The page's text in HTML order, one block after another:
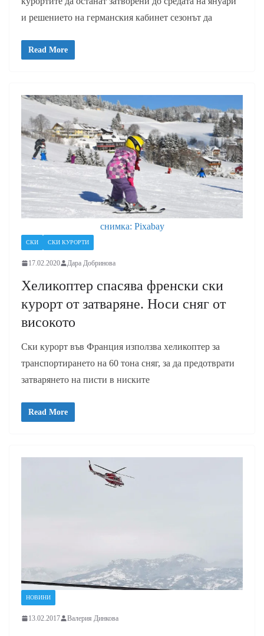
и решението на германския кабинет сезонът да
Read More
снимка: Pixabay
СКИ СКИ КУРОРТИ
17.02.2020 Дара Добринова
Хеликоптер спасява френски ски
курорт от затваряне. Носи сняг от
високото
Ски курорт във Франция използва хеликоптер за
транспортирането на 60 тона сняг, за да предотврати
затварянето на писти в ниските
Read More
НОВИНИ
13.02.2017 Валерия Динкова